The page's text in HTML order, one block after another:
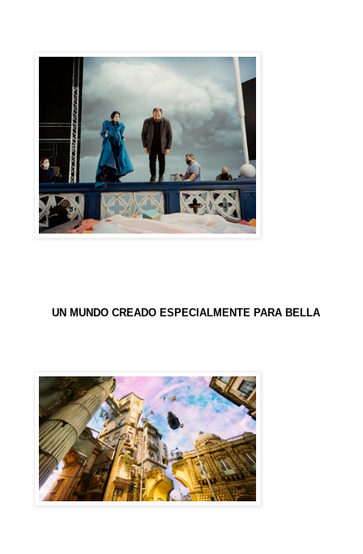
UN MUNDO CREADO ESPECIALMENTE PARA BELLA